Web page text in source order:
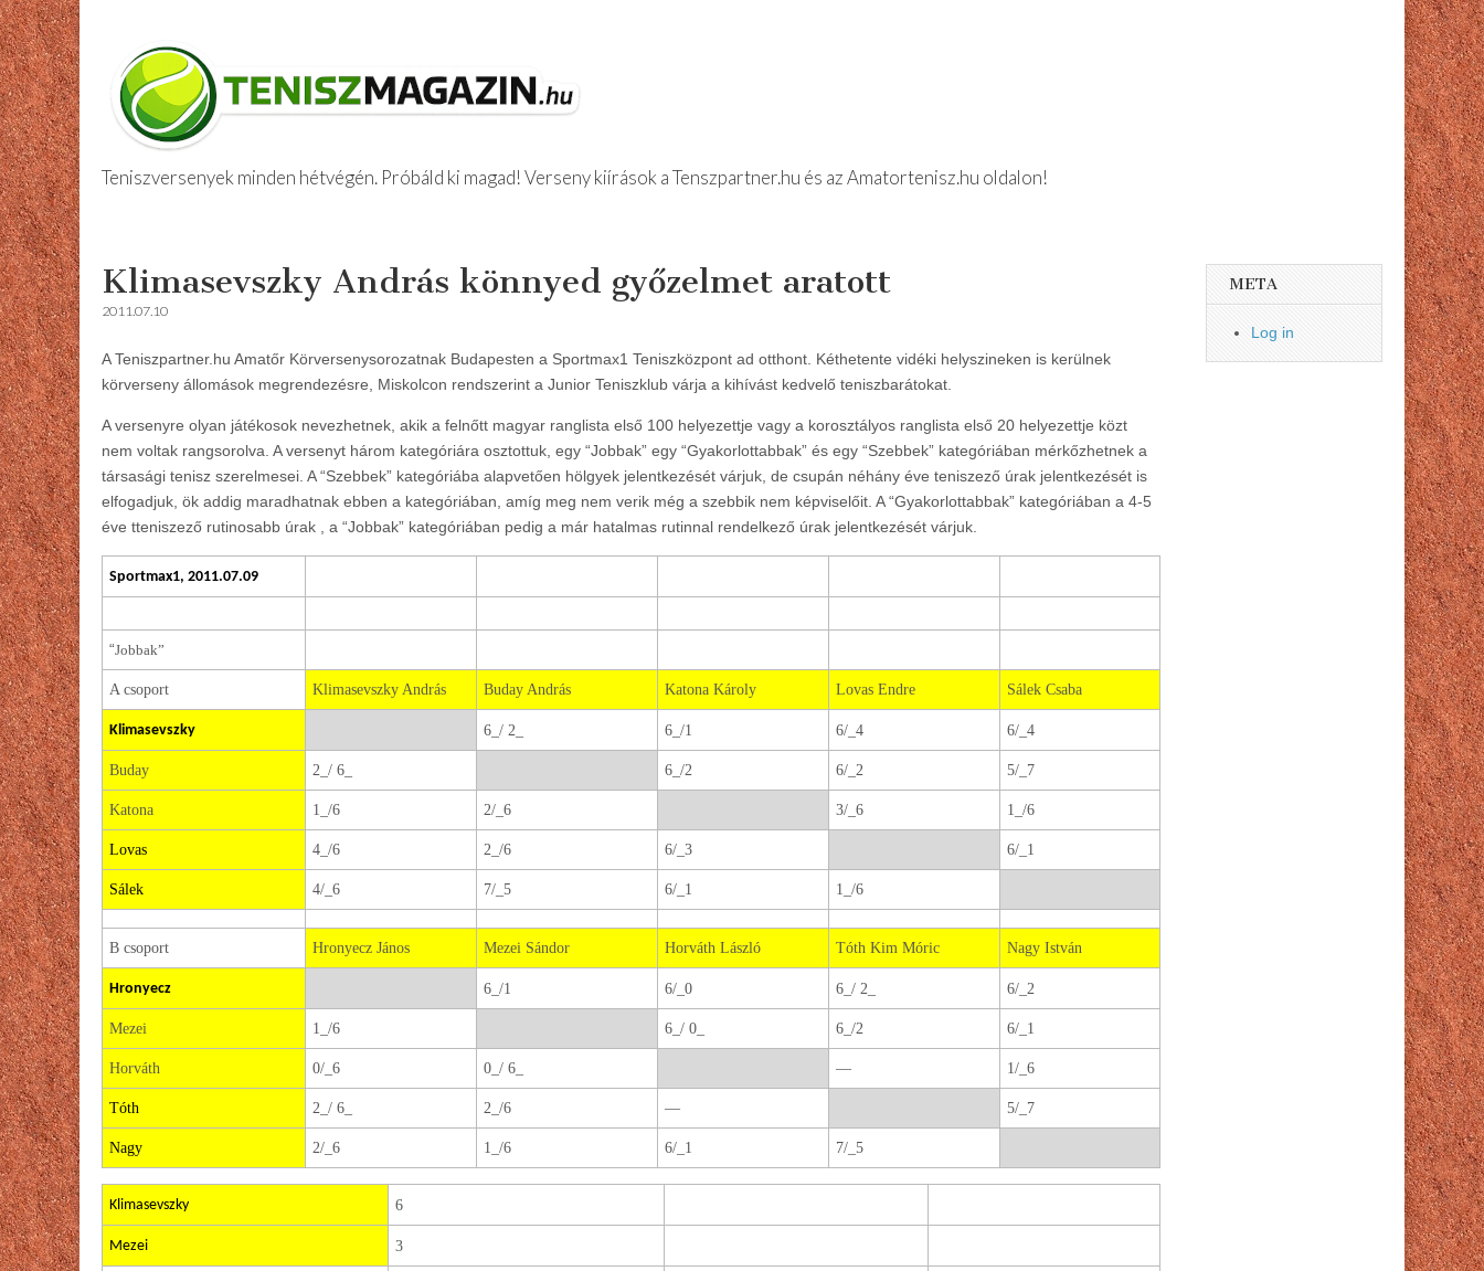
Teniszversenyek minden hétvégén. Próbáld ki magad! Verseny kiírások a Tenszpartner.hu és az Amatortenisz.hu oldalon!
Main
menu
Skip
to
contentKlimasevszky András könnyed győzelmet aratott
2011.07.10
A Teniszpartner.hu Amatőr Körversenysorozatnak Budapesten a Sportmax1 Teniszközpont ad otthont. Kéthetente vidéki helyszineken is kerülnek
körverseny állomások megrendezésre, Miskolcon rendszerint a Junior Teniszklub várja a kihívást kedvelő teniszbarátokat.
A versenyre olyan játékosok nevezhetnek, akik a felnőtt magyar ranglista első 100 helyezettje vagy a korosztályos ranglista első 20 helyezettje közt
nem voltak rangsorolva. A versenyt három kategóriára osztottuk, egy “Jobbak” egy “Gyakorlottabbak” és egy “Szebbek” kategóriában mérkőzhetnek a
társasági tenisz szerelmesei. A “Szebbek” kategóriába alapvetően hölgyek jelentkezését várjuk, de csupán néhány éve teniszező úrak jelentkezését is
elfogadjuk, ök addig maradhatnak ebben a kategóriában, amíg meg nem verik még a szebbik nem képviselőit. A “Gyakorlottabbak” kategóriában a 4-5
éve tteniszező rutinosabb úrak , a “Jobbak” kategóriában pedig a már hatalmas rutinnal rendelkező úrak jelentkezését várjuk.
Sportmax1, 2011.07.09
“Jobbak”
A csoport Klimasevszky András Buday András Katona Károly Lovas Endre Sálek Csaba
Klimasevszky 6_/ 2_ 6_/1 6/_4 6/_4
Buday 2_/ 6_ 6_/2 6/_2 5/_7
Katona 1_/6 2/_6 3/_6 1_/6
Lovas 4_/6 2_/6 6/_3 6/_1
Sálek 4/_6 7/_5 6/_1 1_/6
B csoport Hronyecz János Mezei Sándor Horváth László Tóth Kim Móric Nagy István
Hronyecz 6_/1 6/_0 6_/ 2_ 6/_2
Mezei 1_/6 6_/ 0_ 6_/2 6/_1
Horváth 0/_6 0_/ 6_ — 1/_6
Tóth 2_/ 6_ 2_/6 — 5/_7
Nagy 2/_6 1_/6 6/_1 7/_5
Klimasevszky 6
Mezei 3
META
Log in